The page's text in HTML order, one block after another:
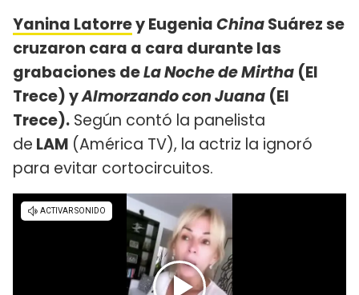
Yanina Latorrey EugeniaChinaSuárez se
cruzaron cara a cara durante las
grabaciones deLa Noche de Mirtha (El
Trece) yAlmorzando con Juana (El
Trece). Según contó la panelista
de LAM (América TV), la actriz la ignoró
para evitar cortocircuitos.